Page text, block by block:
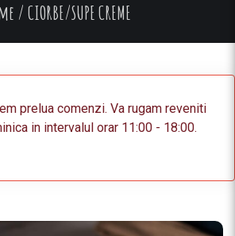
/ CIORBE/SUPE CREME
prelua comenzi. Va rugam reveniti
in intervalul orar 11:00 - 18:00.